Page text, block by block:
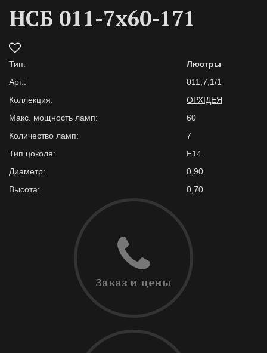
НСБ 011-7х60-171
Тип:
Люстры
Арт.:
011,7,1/1
Коллекция:
ОРХІДЕЯ
Макс. мощность ламп:
60
Количество ламп:
7
Тип цоколя:
E14
Диаметр:
0,90
Высота:
0,70
Заказ и цены